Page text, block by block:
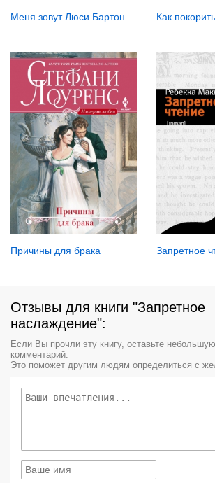
Меня зовут Люси Бартон Как
Причины для брака Запретное
Отзывы для книги "Запретное
наслаждение":
Если Вы прочли эту книгу, оставьте
комментарий.
Это поможет другим людям определиться с